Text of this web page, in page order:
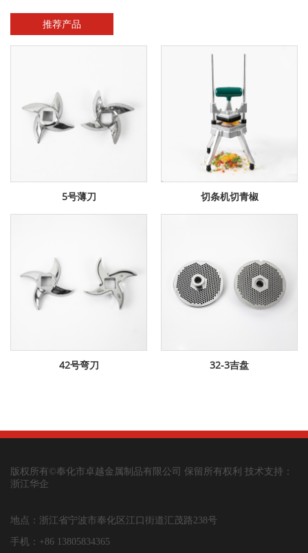
推荐产品
5号薄刀 切条机切青椒
42号弯刀 32-3吉盘
版权所有©奉化市卓越金属制品有限公司 保留所有权利 技术支持：
浙江华企
地点：浙江省宁波市奉化区江口街道汇茂路238号
手机：+86 13805834365